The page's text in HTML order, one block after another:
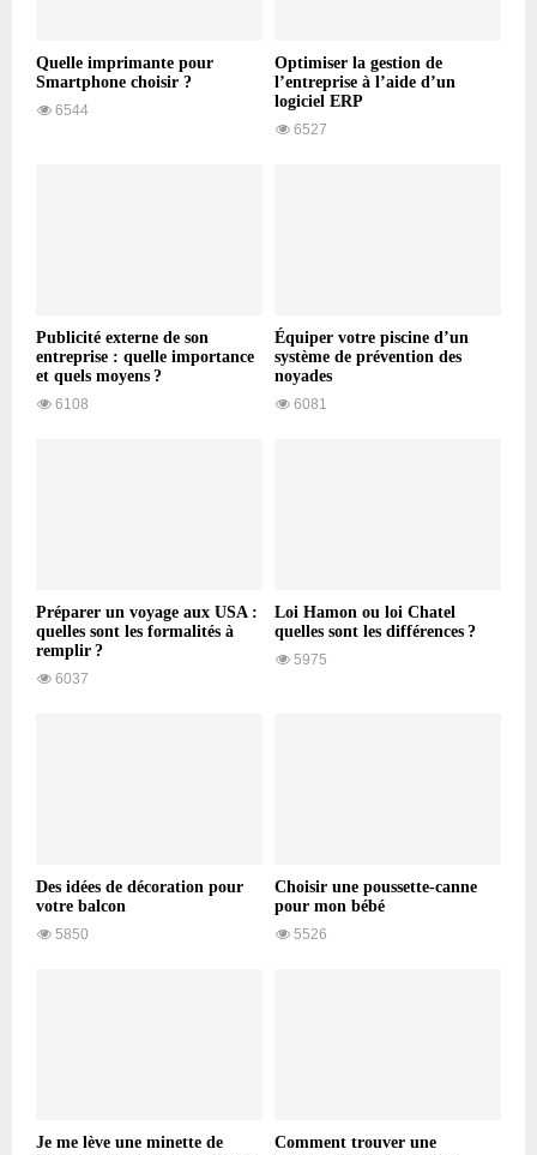
Quelle imprimante pour
Smartphone choisir ?
6544
Optimiser la gestion de
l’entreprise à l’aide d’un
logiciel ERP
6527
Publicité externe de son
entreprise : quelle importance
et quels moyens ?
6108
Équiper votre piscine d’un
système de prévention des
noyades
6081
Préparer un voyage aux USA :
quelles sont les formalités à
remplir ?
6037
Loi Hamon ou loi Chatel
quelles sont les différences ?
5975
Des idées de décoration pour
votre balcon
5850
Choisir une poussette-canne
pour mon bébé
5526
Je me lève une minette de
Comment trouver une